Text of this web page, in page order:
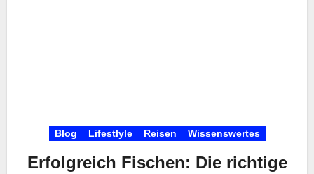
Blog Lifestlyle Reisen Wissenswertes
Erfolgreich Fischen: Die richtige